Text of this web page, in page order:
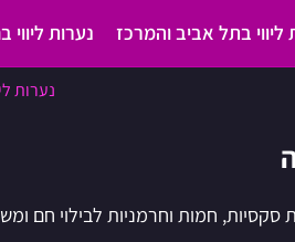
ליווי בתל אביב והמרכז נערות ליווי
נערות
סקסיות, חמות וחרמניות לבילוי חם